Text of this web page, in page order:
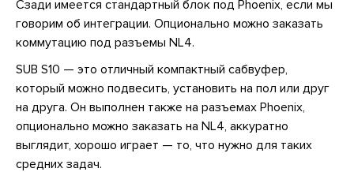
Сзади имеется стандартный блок под Phoenix, если мы
говорим об интеграции. Опционально можно заказать
коммутацию под разъемы NL4.
SUB S10 — это отличный компактный сабвуфер,
который можно подвесить, установить на пол или друг
на друга. Он выполнен также на разъемах Phoenix,
опционально можно заказать на NL4, аккуратно
выглядит, хорошо играет — то, что нужно для таких
средних задач.